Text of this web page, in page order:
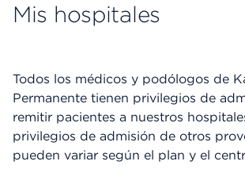
Mis hospitales
Todos los médicos y podólogos de
Permanente tienen privilegios de
remitir pacientes a nuestros
privilegios de admisión de otros
pueden variar según el plan y el